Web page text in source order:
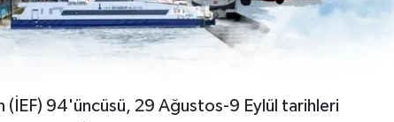
(İEF) 94'üncüsü, 29 Ağustos-9 Eylül tarihleri